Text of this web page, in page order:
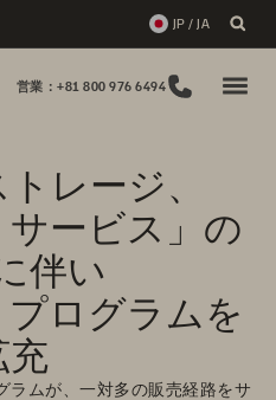
JP / JA
営業：+81 800 976 6494
レージ、
サービス」の
伴い
ログラムを
充
ラムが、一対多の販売経路をサ